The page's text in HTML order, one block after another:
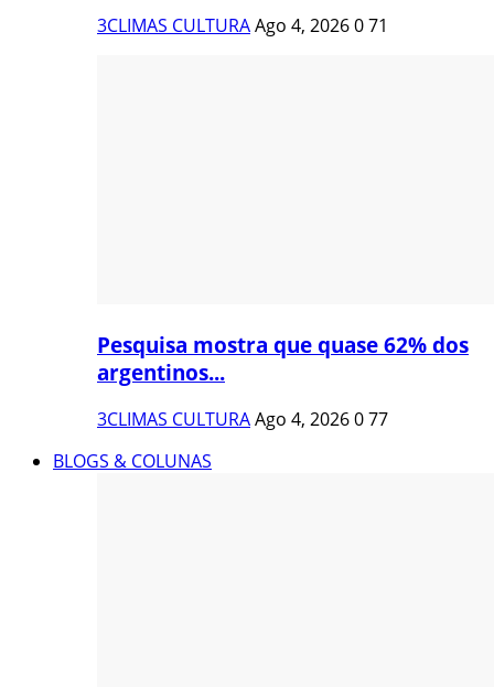
3CLIMAS CULTURAAgo 4, 2026071
Pesquisa mostra que quase 62% dos
argentinos...
3CLIMAS CULTURAAgo 4, 2026077
BLOGS & COLUNAS